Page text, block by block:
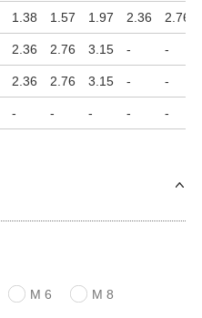
1.38 1.57 1.97 2.36 2.76
2.36 2.76 3.15 - -
2.36 2.76 3.15 - -
- - - - -
M 6 M 8